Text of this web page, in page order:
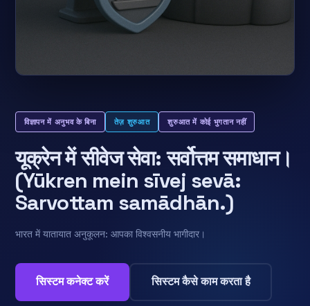
विज्ञापन में अनुभव के बिना तेज़ शुरुआत शुरुआत में कोई भुगतान नहीं
यूक्रेन में सीवेज सेवा: सर्वोत्तम समाधान।
(Yūkren mein sīvej sevā:
Sarvottam samādhān.)
भारत में यातायात अनुकूलन: आपका विश्वसनीय भागीदार।
सिस्टम कनेक्ट करें सिस्टम कैसे काम करता है